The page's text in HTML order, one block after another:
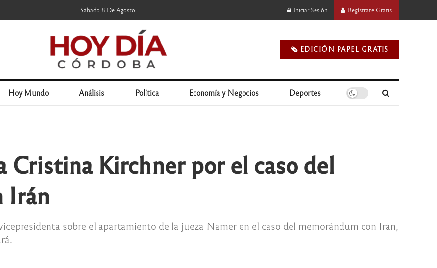
Sábado 8 De Agosto Iniciar Sesión Regístrate Gratis
🗞️ EDICIÓN PAPEL GRATIS
Hoy Mundo Análisis Política Economía y Negocios Deportes
Cristina Kirchner por el caso del
Irán
sobre el apartamiento de la jueza Namer en el caso del memorándum con Irán,